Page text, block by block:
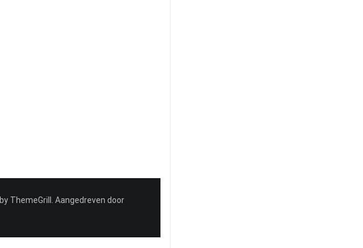
by ThemeGrill. Aangedreven door